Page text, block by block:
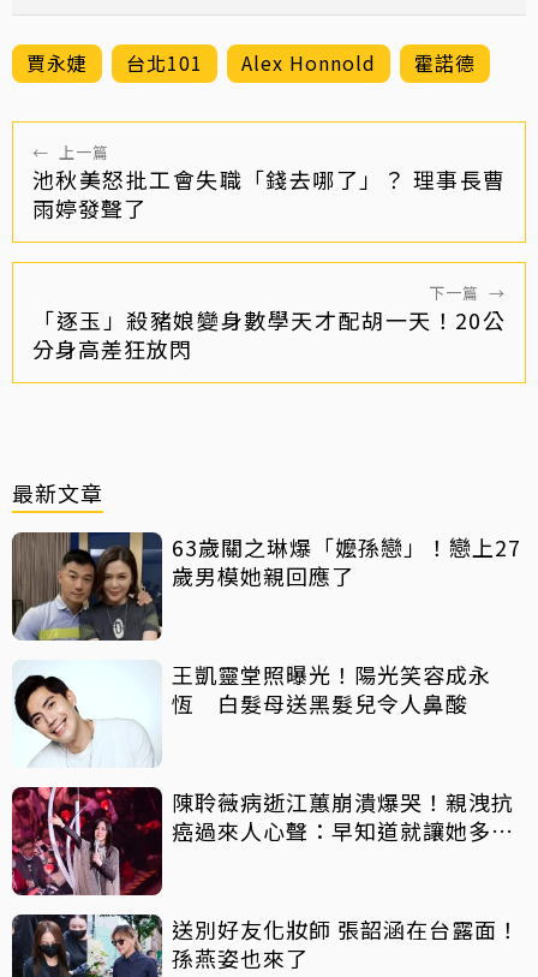
賈永婕 台北101 Alex Honnold 霍諾德
← 上一篇
池秋美怒批工會失職「錢去哪了」？ 理事長曹
雨婷發聲了
下一篇 →
「逐玉」殺豬娘變身數學天才配胡一天！20公
分身高差狂放閃
最新文章
63歲關之琳爆「嬤孫戀」！戀上27
歲男模她親回應了
王凱靈堂照曝光！陽光笑容成永
恆 白髮母送黑髮兒令人鼻酸
陳聆薇病逝江蕙崩潰爆哭！親洩抗
癌過來人心聲：早知道就讓她多化
送別好友化妝師 張韶涵在台露面！
孫燕姿也來了